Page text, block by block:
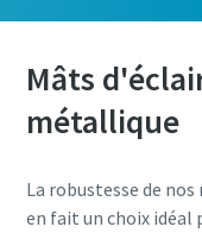
Mâts
métallique
La robustesse de
en fait un choix idéal